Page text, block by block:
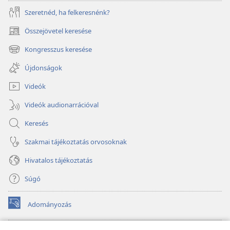
Szeretnéd, ha felkeresnénk?
Összejövetel keresése
(opens
new
window)
Kongresszus keresése
(opens
new
window)
Újdonságok
Videók
Videók audionarrációval
Keresés
Szakmai tájékoztatás orvosoknak
Hivatalos tájékoztatás
Súgó
Adományozás
(opens
new